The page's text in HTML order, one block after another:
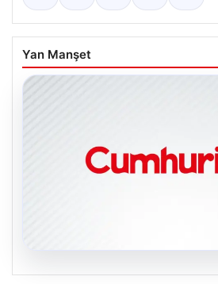
Yan Manşet